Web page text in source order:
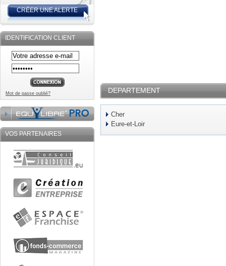
CRÉER UNE ALERTE
IDENTIFICATION CLIENT
Mot de passe oublié?
VOS PARTENAIRES
DEPARTEMENT
Cher
Eure-et-Loir